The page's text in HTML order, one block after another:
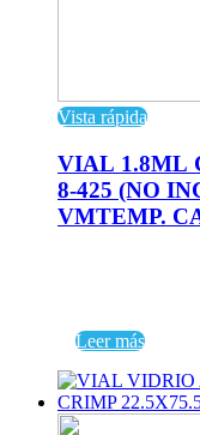
Vista rápida
VIAL 1.8ML
8-425 (NO
VMTEMP.
Leer más